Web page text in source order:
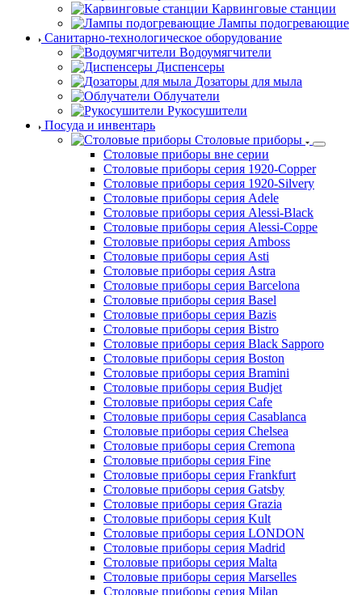
Лампы подогревающие
Санитарно-технологическое оборудование
Водоумягчители
Диспенсеры
Дозаторы для мыла
Облучатели
Рукосушители
Посуда и инвентарь
Столовые приборы вне серии
Столовые приборы серия 1920-Copper
Столовые приборы серия 1920-Silvery
Столовые приборы серия Adele
Столовые приборы серия Alessi-Black
Столовые приборы серия Alessi-Coppe
Столовые приборы серия Amboss
Столовые приборы серия Asti
Столовые приборы серия Astra
Столовые приборы серия Barcelona
Столовые приборы серия Basel
Столовые приборы серия Bazis
Столовые приборы серия Bistro
Столовые приборы серия Black Sapporo
Столовые приборы серия Boston
Столовые приборы серия Bramini
Столовые приборы серия Budjet
Столовые приборы серия Cafe
Столовые приборы серия Casablanca
Столовые приборы серия Chelsea
Столовые приборы серия Cremona
Столовые приборы серия Fine
Столовые приборы серия Frankfurt
Столовые приборы серия Gatsby
Столовые приборы серия Grazia
Столовые приборы серия Kult
Столовые приборы серия LONDON
Столовые приборы серия Madrid
Столовые приборы серия Malta
Столовые приборы серия Marselles
Столовые приборы серия Milan
Столовые приборы серия Monaco